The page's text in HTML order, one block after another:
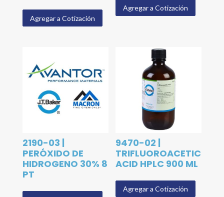
Agregar a Cotización
Agregar a Cotización
2190-03 |
PERÓXIDO DE
HIDROGENO 30% 8
PT
9470-02 |
TRIFLUOROACETIC
ACID HPLC 900 ML
Agregar a Cotización